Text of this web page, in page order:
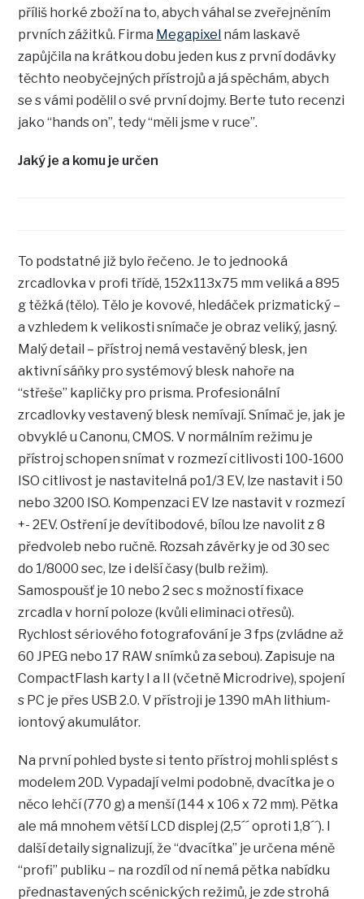
příliš horké zboží na to, abych váhal se zveřejněním
prvních zážitků. Firma Megapixel nám laskavě
zapůjčila na krátkou dobu jeden kus z první dodávky
těchto neobyčejných přístrojů a já spěchám, abych
se s vámi podělil o své první dojmy. Berte tuto recenzi
jako “hands on”, tedy “měli jsme v ruce”.
Jaký je a komu je určen
To podstatné již bylo řečeno. Je to jednooká
zrcadlovka v profi třídě, 152x113x75 mm veliká a 895
g těžká (tělo). Tělo je kovové, hledáček prizmatický –
a vzhledem k velikosti snímače je obraz veliký, jasný.
Malý detail – přístroj nemá vestavěný blesk, jen
aktivní sáňky pro systémový blesk nahoře na
“střeše” kapličky pro prisma. Profesionální
zrcadlovky vestavený blesk nemívají. Snímač je, jak je
obvyklé u Canonu, CMOS. V normálním režimu je
přístroj schopen snímat v rozmezí citlivosti 100-1600
ISO citlivost je nastavitelná po1/3 EV, lze nastavit i 50
nebo 3200 ISO. Kompenzaci EV lze nastavit v rozmezí
+- 2EV. Ostření je devítibodové, bílou lze navolit z 8
předvoleb nebo ručně. Rozsah závěrky je od 30 sec
do 1/8000 sec, lze i delší časy (bulb režim).
Samospoušť je 10 nebo 2 sec s možností fixace
zrcadla v horní poloze (kvůli eliminaci otřesů).
Rychlost sériového fotografování je 3 fps (zvládne až
60 JPEG nebo 17 RAW snímků za sebou). Zapisuje na
CompactFlash karty I a II (včetně Microdrive), spojení
s PC je přes USB 2.0. V přístroji je 1390 mAh lithium-
iontový akumulátor.
Na první pohled byste si tento přístroj mohli splést s
modelem 20D. Vypadají velmi podobně, dvacítka je o
něco lehčí (770 g) a menší (144 x 106 x 72 mm). Pětka
ale má mnohem větší LCD displej (2,5´´ oproti 1,8´´). I
další detaily signalizují, že “dvacítka” je určena méně
“profi” publiku – na rozdíl od ní nemá pětka nabídku
přednastavených scénických režimů, je zde strohá